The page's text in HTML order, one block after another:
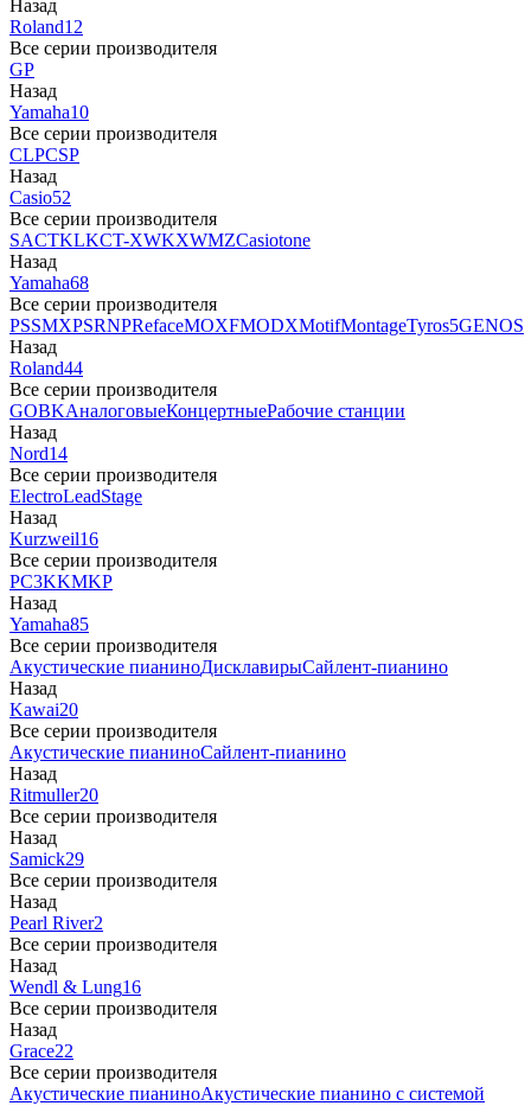
Назад
Roland12
Все серии производителя
GP
Назад
Yamaha10
Все серии производителя
CLPCSP
Назад
Casio52
Все серии производителя
SACTKLKCT-XWKXWMZCasiotone
Назад
Yamaha68
Все серии производителя
PSSMXPSRNPRefaceMOXFMODXMotifMontageTyros5GENOS
Назад
Roland44
Все серии производителя
GOBKАналоговыеКонцертныеРабочие станции
Назад
Nord14
Все серии производителя
ElectroLeadStage
Назад
Kurzweil16
Все серии производителя
PC3KKMKP
Назад
Yamaha85
Все серии производителя
Акустические пианиноДисклавирыСайлент-пианино
Назад
Kawai20
Все серии производителя
Акустические пианиноСайлент-пианино
Назад
Ritmuller20
Все серии производителя
Назад
Samick29
Все серии производителя
Назад
Pearl River2
Все серии производителя
Назад
Wendl & Lung16
Все серии производителя
Назад
Grace22
Все серии производителя
Акустические пианиноАкустические пианино с системой